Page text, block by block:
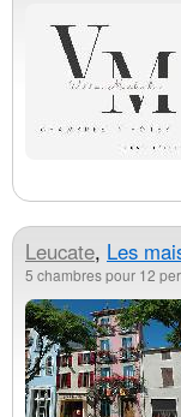
Leucate, Les
5 chambres pour 12